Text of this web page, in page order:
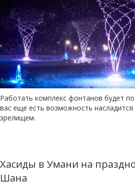
Работать комплекс фонтанов будет
вас еще есть возможность
зрелищем.
Хасиды в Умани на
Шана